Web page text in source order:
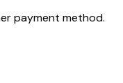
payment method.